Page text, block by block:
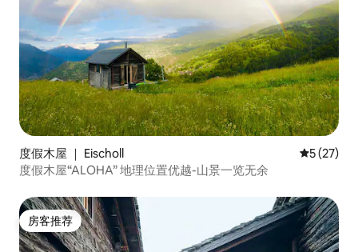
度假木屋 ｜ Eischoll 平均评分
5 (27)
度假木屋“ALOHA” 地理位置优越-山景一览无余
房客推荐
房客推荐